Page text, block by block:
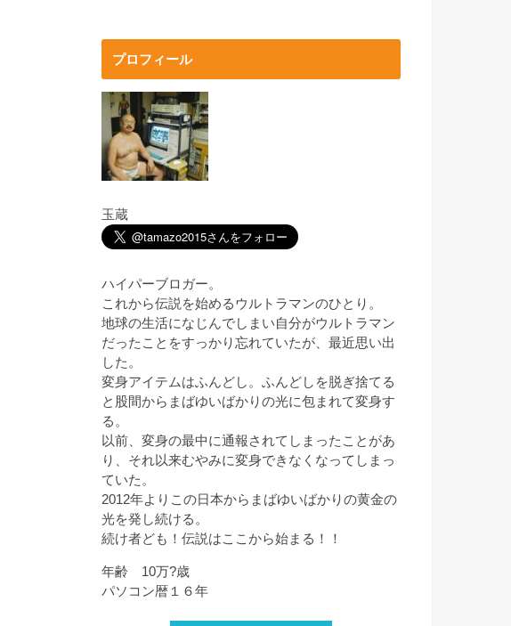
プロフィール
玉蔵
ハイパーブロガー。
これから伝説を始めるウルトラマンのひとり。
地球の生活になじんでしまい自分がウルトラマン
だったことをすっかり忘れていたが、最近思い出
した。
変身アイテムはふんどし。ふんどしを脱ぎ捨てる
と股間からまばゆいばかりの光に包まれて変身す
る。
以前、変身の最中に通報されてしまったことがあ
り、それ以来むやみに変身できなくなってしまっ
ていた。
2012年よりこの日本からまばゆいばかりの黄金の
光を発し続ける。
続け者ども！伝説はここから始まる！！
年齢 10万?歳
パソコン暦１６年